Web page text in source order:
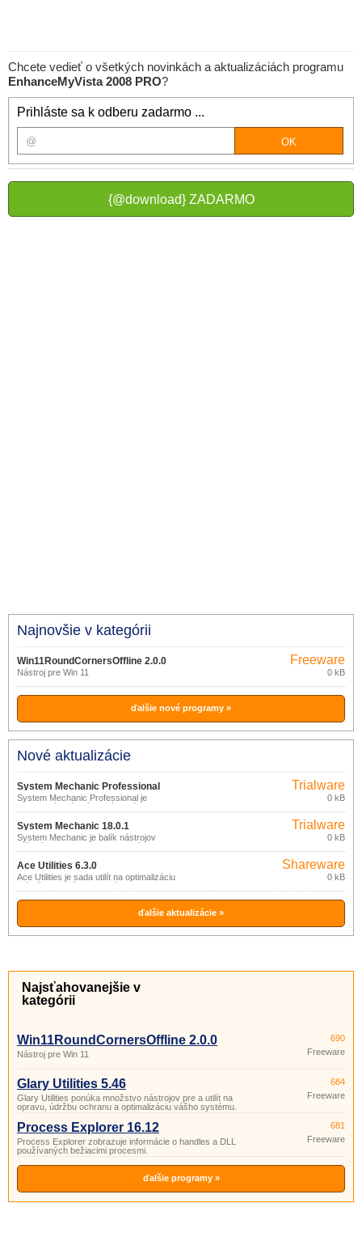
Chcete vedieť o všetkých novinkách a aktualizáciách programu
EnhanceMyVista 2008 PRO?
Prihláste sa k odberu zadarmo ...
{@download} ZADARMO
Najnovšie v kategórii
Win11RoundCornersOffline 2.0.0
Nástroj pre Win 11
Freeware
0 kB
ďalšie nové programy »
Nové aktualizácie
System Mechanic Professional
18.0.1
System Mechanic Professional je
kompletný balík výkonných nástrojov na
zaistenie optimálneho výkonu a
bezpečnosti PC.
Trialware
0 kB
System Mechanic 18.0.1
System Mechanic je balík nástrojov
určených na vyhľadanie, odstránenie a
prevenciu problémov s PC.
Trialware
0 kB
Ace Utilities 6.3.0
Ace Utilities je sada utilít na optimalizáciu
a údržbu systému: odstránenie
nepotrebných a duplicitných súborov,
vyčistenie registra, správa aplikácií
spúšťaných pri štarte, správca cookies,
Shareware
0 kB
ďalšie aktualizácie »
Najsťahovanejšie v
kategórii
Win11RoundCornersOffline 2.0.0
Nástroj pre Win 11
690
Freeware
Glary Utilities 5.46
Glary Utilities ponúka množstvo nástrojov pre a utilít na
opravu, údržbu ochranu a optimalizáciu vášho systému.
684
Freeware
Process Explorer 16.12
Process Explorer zobrazuje informácie o handles a DLL
používaných bežiacimi procesmi.
681
Freeware
ďalšie programy »